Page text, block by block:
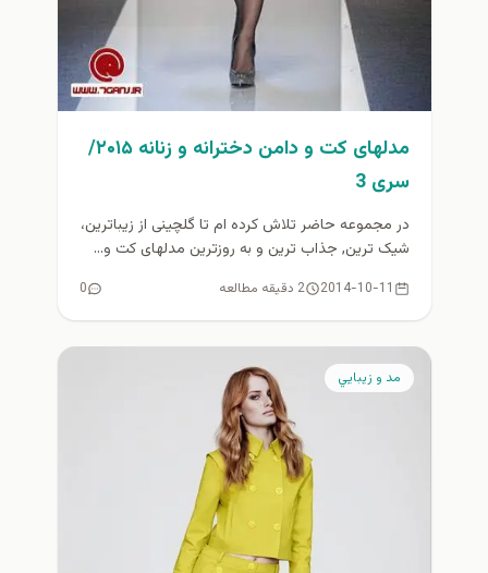
مدلهای کت و دامن دخترانه و زنانه ۲۰۱۵/
سری 3
در مجموعه حاضر تلاش کرده ام تا گلچینی از زیباترین،
شیک ترین, جذاب ترین و به روزترین مدلهای کت و...
2014-10-11 2 دقیقه مطالعه 0
مد و زيبايي